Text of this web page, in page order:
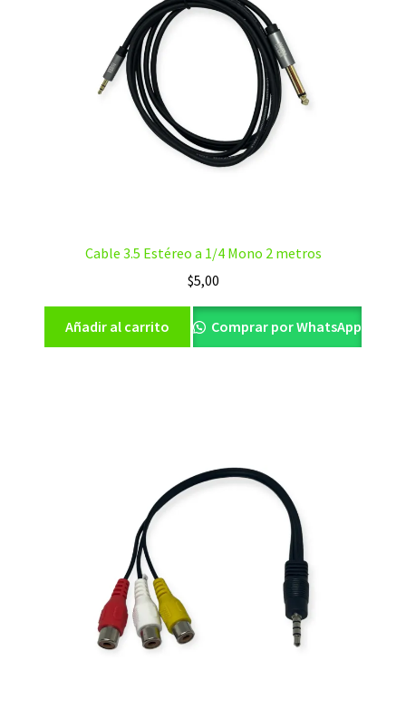
Cable 3.5 Estéreo a 1/4 Mono 2 metros
$5,00
Añadir al carrito Comprar por WhatsApp